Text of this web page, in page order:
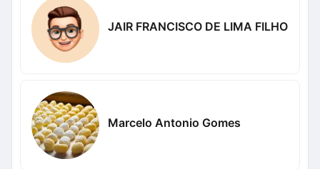
JAIR FRANCISCO DE LIMA FILHO
Marcelo Antonio Gomes